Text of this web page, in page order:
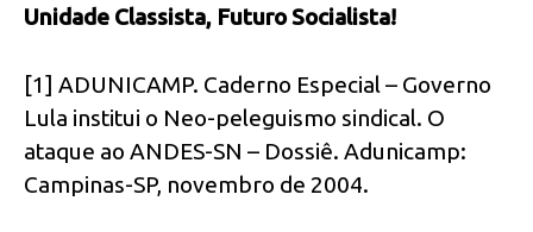
Unidade Classista, Futuro Socialista!
[1] ADUNICAMP. Caderno Especial – Governo
Lula institui o Neo-peleguismo sindical. O
ataque ao ANDES-SN – Dossiê. Adunicamp:
Campinas-SP, novembro de 2004.